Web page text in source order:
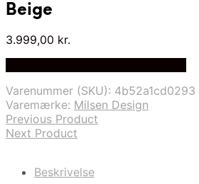
Beige
3.999,00 kr.
Varenummer (SKU): 4b52a1cd0293
Varemærke: Milsen Design
Previous Product
Next Product
Beskrivelse